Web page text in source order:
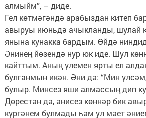
алмыйм”, – диде.
Гел көтмәгәндә арабыздан китеп
авыруы июньдә ачыкланды, шулай
янына кунакка бардым. Өйдә
Әнинең йөзендә нур юк иде. Шул
кайттым. Аның үлемен ярты ел
булганмын икән. Әни дә: “Мин
булыр. Минсез яши алмассың дип
Дөрестән дә, әнисез көннәр бик
күргәнем булмады һәм ул мәет